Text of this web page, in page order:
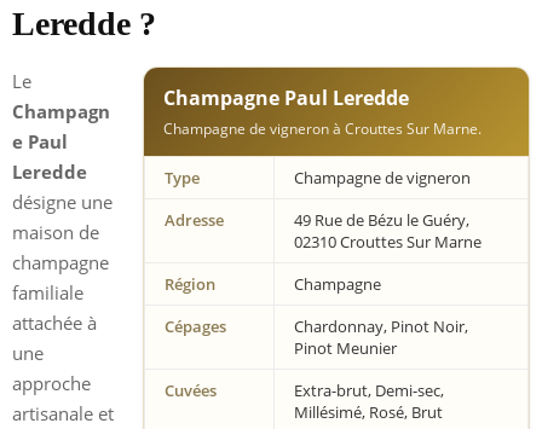
Leredde ?
Champagne Paul Leredde
Champagne de vigneron à Crouttes Sur Marne.
Type
Champagne de vigneron
Adresse
49 Rue de Bézu le Guéry,
02310 Crouttes Sur Marne
Région
Champagne
Cépages
Chardonnay, Pinot Noir,
Pinot Meunier
Cuvées
Extra-brut, Demi-sec,
Millésimé, Rosé, Brut
Le
Champagn
e Paul
Leredde
désigne une
maison de
champagne
familiale
attachée à
une
approche
artisanale et